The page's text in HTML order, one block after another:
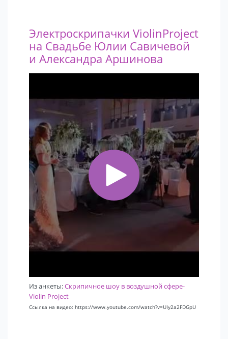
Электроскрипачки ViolinProject
на Свадьбе Юлии Савичевой
и Александра Аршинова
Из анкеты:Скрипичное шоу в воздушной сфере-
Violin Project
Ссылка на видео: https://www.youtube.com/watch?v=UIy2a2FDGpU